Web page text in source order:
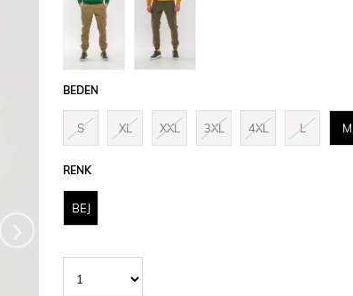
BEDEN
S XL XXL 3XL 4XL L M
RENK
BEJ